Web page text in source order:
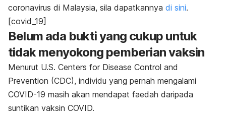
coronavirus di Malaysia, sila dapatkannya di sini.
[covid_19]
Belum ada bukti yang cukup untuk
tidak menyokong pemberian vaksin
Menurut U.S. Centers for Disease Control and
Prevention (CDC), individu yang pernah mengalami
COVID-19 masih akan mendapat faedah daripada
suntikan vaksin COVID.